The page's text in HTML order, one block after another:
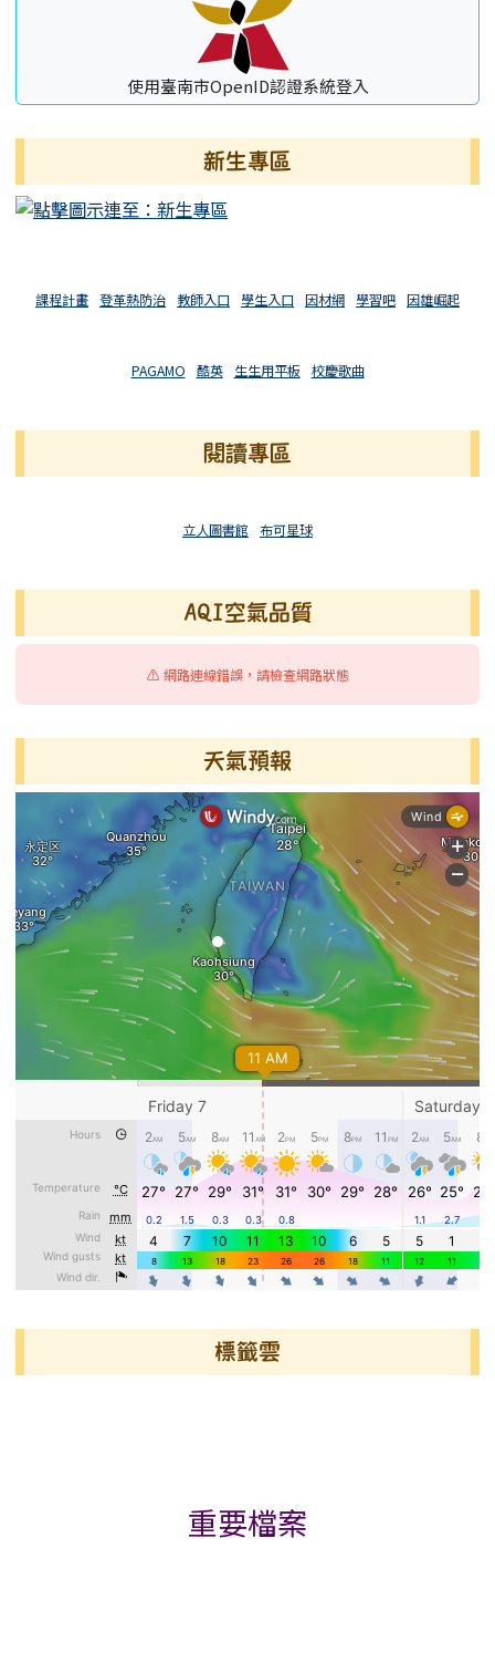
使用臺南市OpenID認證系統登入
新生專區
課程計畫 登革熱防治 教師入口 學生入口 因材網 學習吧 因雄崛起
PAGAMO 酷英 生生用平板 校慶歌曲
閱讀專區
立人圖書館 布可星球
AQI空氣品質
⚠️ 網路連線錯誤，請檢查網路狀態
天氣預報
標籤雲
重要檔案